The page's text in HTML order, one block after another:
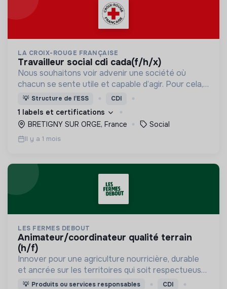
LA CROIX-ROUGE FRANÇAISE
travailleur social cdi cada(f/h/x)
Nous souhaitons voir advenir une société où
chacun se sente utile et capable d’agir. Pour cela,
nous proposons des moyens et des lieux
d’engagement innovants et adaptés à tous.
💡 Structure de l’ESS CDI
1 labels et certifications
BRETIGNY SUR ORGE, France
Social
Il y a 1 mois
LES FERMES DEBOUT
animateur/coordinateur qualité terrain
(h/f)
Innover pour une agriculture nourricière, durable
et ancrée sur les territoires qui soit respectueuse
de l'humain et des écosystèmes
💡 Produits ou services responsables CDI